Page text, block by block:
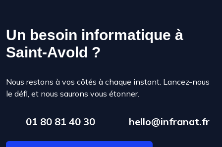
Un besoin informatique à
Saint-Avold ?
Nous restons à vos côtés à chaque instant. Lancez-nous
le défi, et nous saurons vous étonner.
01 80 81 40 30 hello@infranat.fr